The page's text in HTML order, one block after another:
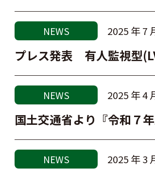
NEWS 2025 年 7
プレス発表 有人監視型
NEWS 2025 年 4
国土交通省より『令和７
NEWS 2025 年 3